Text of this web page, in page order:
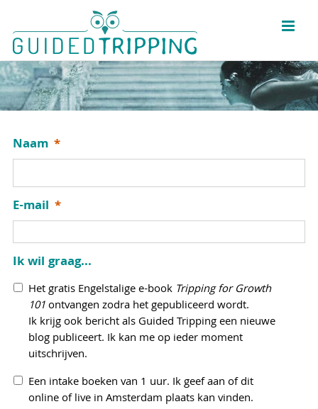
content
Naam *
E-mail *
Ik wil graag...
Het gratis Engelstalige e-book Tripping for Growth
101ontvangen zodra het gepubliceerd wordt.
Ik krijg ook bericht als Guided Tripping een nieuwe
blog publiceert. Ik kan me op ieder moment
uitschrijven.
Een intake boeken van 1 uur. Ik geef aan of dit
online of live in Amsterdam plaats kan vinden.